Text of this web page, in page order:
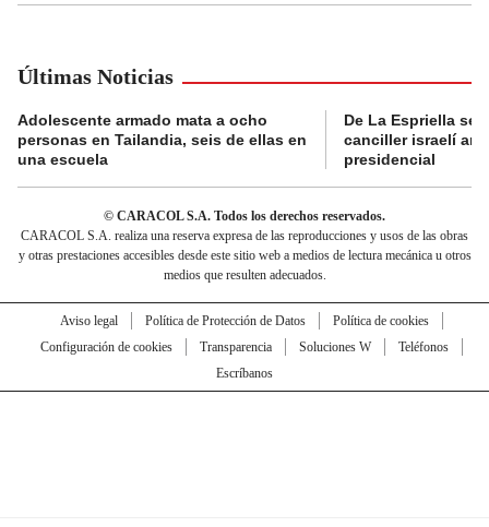
Últimas Noticias
Adolescente armado mata a ocho
personas en Tailandia, seis de ellas en
una escuela
De La Espriella se
canciller israelí
presidencial
© CARACOL S.A. Todos los derechos reservados.
CARACOL S.A. realiza una reserva expresa de las reproducciones y usos de las obras
y otras prestaciones accesibles desde este sitio web a medios de lectura mecánica u otros
medios que resulten adecuados.
Aviso legal Política de Protección de Datos
Política de cookies
Configuración de cookies
Transparencia Soluciones W
Teléfonos
Escríbanos